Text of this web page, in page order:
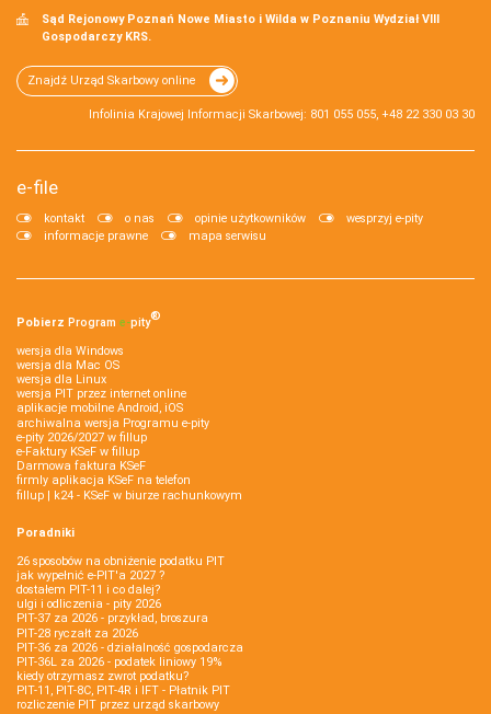
Sąd Rejonowy Poznań Nowe Miasto i Wilda w Poznaniu Wydział VIII
Gospodarczy KRS.
Znajdź Urząd Skarbowy online
Infolinia Krajowej Informacji Skarbowej: 801 055 055, +48 22 330 03 30
e-file
kontakt o nas opinie użytkowników
wesprzyj e-pity
informacje prawne
mapa serwisu
Pobierz Program e‑pity®
wersja dla Windows
wersja dla Mac OS
wersja dla Linux
wersja PIT przez internet online
aplikacje mobilne Android, iOS
archiwalna wersja Programu e-pity
e-pity 2026/2027 w fillup
e‑Faktury KSeF w fillup
Darmowa faktura KSeF
firmly aplikacja KSeF na telefon
fillup | k24 - KSeF w biurze rachunkowym
Poradniki
26 sposobów na obniżenie podatku PIT
jak wypełnić e-PIT'a 2027 ?
dostałem PIT-11 i co dalej?
ulgi i odliczenia - pity 2026
PIT-37 za 2026 - przykład, broszura
PIT-28 ryczałt za 2026
PIT-36 za 2026 - działalność gospodarcza
PIT-36L za 2026 - podatek liniowy 19%
kiedy otrzymasz zwrot podatku?
PIT-11, PIT-8C, PIT-4R i IFT - Płatnik PIT
rozliczenie PIT przez urząd skarbowy